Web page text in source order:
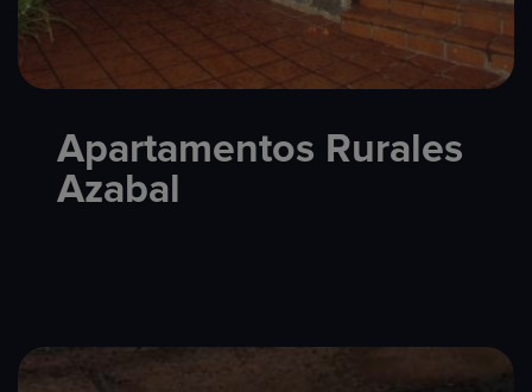
Apartamentos Rurales
Azabal